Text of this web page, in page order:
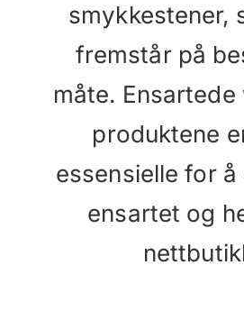
smykkestener,
fremstår på
måte. Ensartede
produktene
essensielle for å
ensartet og